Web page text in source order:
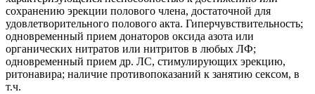
сохранению эрекции полового члена, достаточной для
удовлетворительного полового акта. Гиперчувствительность;
одновременный прием донаторов оксида азота или
органических нитратов или нитритов в любых ЛФ;
одновременный прием др. ЛС, стимулирующих эрекцию,
ритонавира; наличие противопоказаний к занятию сексом, в
т.ч.